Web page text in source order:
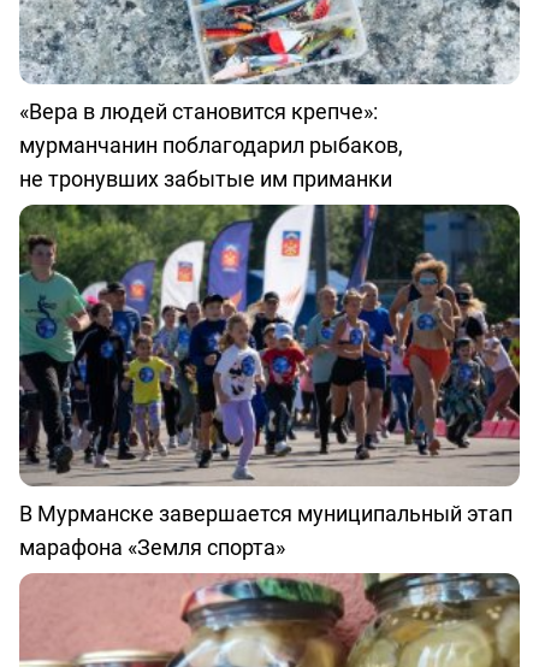
«Вера в людей становится крепче»:
мурманчанин поблагодарил рыбаков,
не тронувших забытые им приманки
В Мурманске завершается муниципальный этап
марафона «Земля спорта»